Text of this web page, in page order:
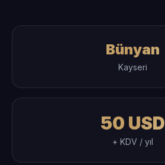
Bünyan
Kayseri
50 USD
+ KDV / yıl